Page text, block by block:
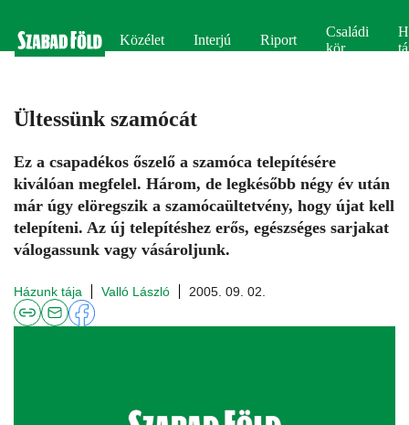
Közélet Interjú Riport
Családi
kör
Ültessünk szamócát
Ez a csapadékos őszelő a szamóca telepítésére
kiválóan megfelel. Három, de legkésőbb négy év után
már úgy elöregszik a szamócaültetvény, hogy újat kell
telepíteni. Az új telepítéshez erős, egészséges sarjakat
válogassunk vagy vásároljunk.
Házunk tája Valló László 2005. 09. 02.